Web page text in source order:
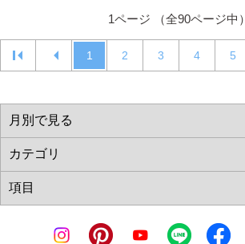
1ページ （全90ページ中）
1 2 3 4 5